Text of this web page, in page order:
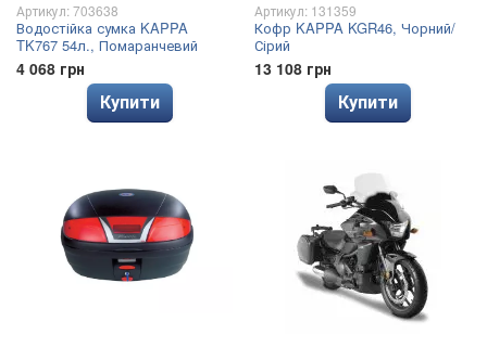
Артикул: 703638
Водостійка сумка KAPPA
TK767 54л., Помаранчевий
4 068 грн
Купити
Артикул: 131359
Кофр KAPPA KGR46, Чорний/
Сірий
13 108 грн
Купити